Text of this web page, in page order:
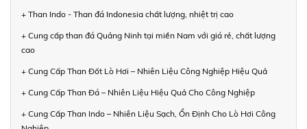
+ Than Indo - Than đá Indonesia chất lượng, nhiệt trị cao
+ Cung cấp than đá Quảng Ninh tại miền Nam với giá rẻ, chất lượng
cao
+ Cung Cấp Than Đốt Lò Hơi – Nhiên Liệu Công Nghiệp Hiệu Quả
+ Cung Cấp Than Đá – Nhiên Liệu Hiệu Quả Cho Công Nghiệp
+ Cung Cấp Than Indo – Nhiên Liệu Sạch, Ổn Định Cho Lò Hơi Công